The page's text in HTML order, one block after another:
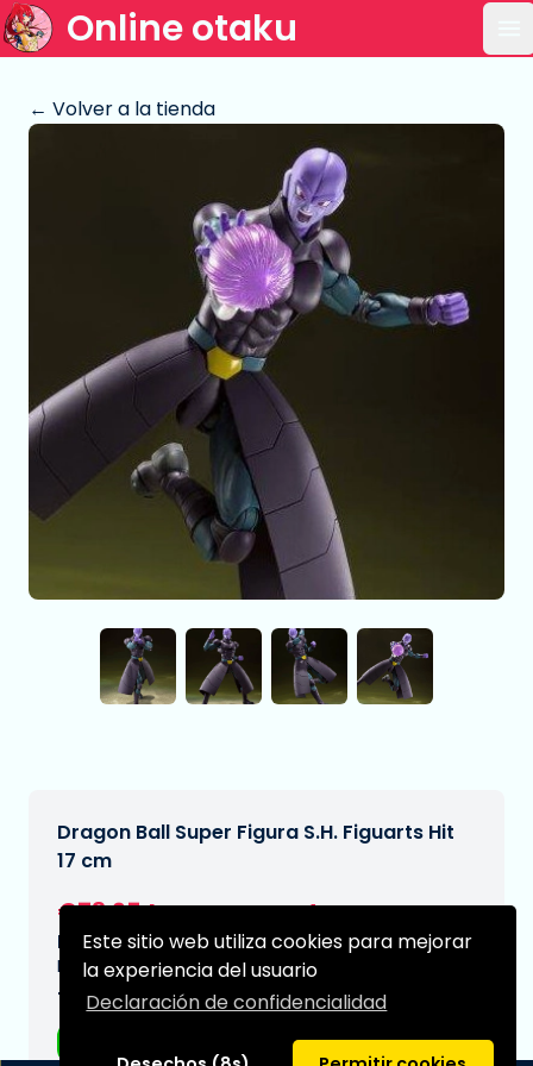
Este sitio web utiliza cookies para mejorar
la experiencia del usuario
Declaración de confidencialidad
Online otaku
← Volver a la tienda
Dragon Ball Super Figura S.H. Figuarts Hit
17 cm
€73,95
Fecha de entrega prevista:
N/A
Tipo: